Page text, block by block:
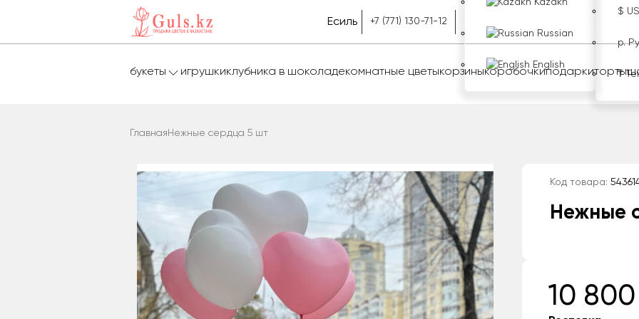
Есиль +7 (771) 130-71-12
Kazakh
Russian
English
$
р.
₸
букеты игрушкиклубника в шоколадекомнатные цветыкорзиныкоробочкиподаркиторты
Главная Нежные сердца 5 шт
Код товара:
Нежные
10